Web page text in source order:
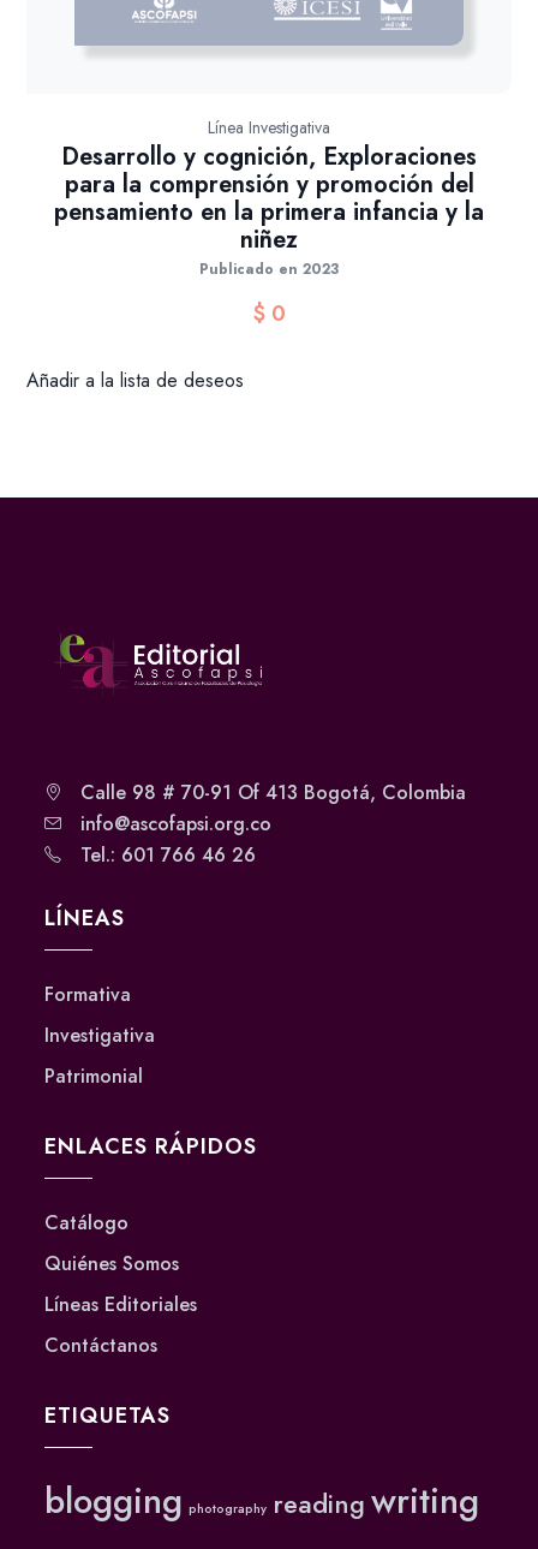
Línea Investigativa
Desarrollo y cognición, Exploraciones
para la comprensión y promoción del
pensamiento en la primera infancia y la
niñez
Publicado en 2023
$0
Añadir a la lista de deseos
Calle 98 # 70-91 Of 413 Bogotá, Colombia
info@ascofapsi.org.co
Tel.: 601 766 46 26
LÍNEAS
Formativa
Investigativa
Patrimonial
ENLACES RÁPIDOS
Catálogo
Quiénes Somos
Líneas Editoriales
Contáctanos
ETIQUETAS
blogging photography reading writing